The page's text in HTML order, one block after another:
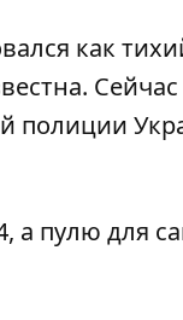
как
Сейчас
полиции
а пулю для